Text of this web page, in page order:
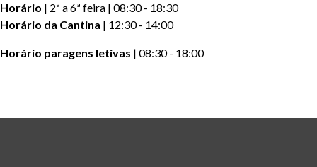
Horário | 2ª a 6ª feira | 08:30 - 18:30
Horário da Cantina | 12:30 - 14:00
Horário paragens letivas | 08:30 - 18:00